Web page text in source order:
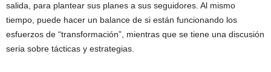
salida, para plantear sus planes a sus seguidores. Al mismo
tiempo, puede hacer un balance de si están funcionando los
esfuerzos de “transformación”, mientras que se tiene una discusión
seria sobre tácticas y estrategias.